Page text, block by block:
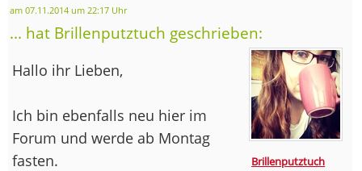
am 07.11.2014 um 22:17 Uhr
... hat Brillenputztuch geschrieben:
Brillenputztuch
Hallo ihr Lieben,
Ich bin ebenfalls neu hier im
Forum und werde ab Montag
fasten.